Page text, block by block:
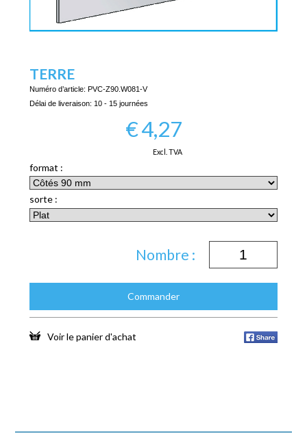
TERRE
Numéro d’article: PVC-Z90.W081-V
Délai de liveraison: 10 - 15 journées
€4,27
Excl. TVA
format :
sorte :
Nombre :
Commander
Voir le panier d'achat